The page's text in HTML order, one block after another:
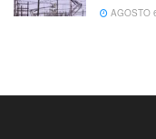
AGOSTO